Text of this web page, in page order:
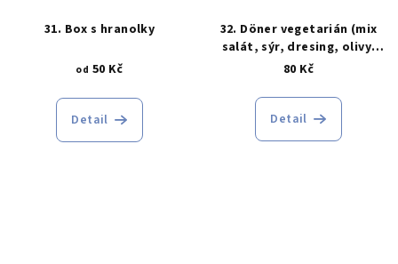
31. Box s hranolky
od 50 Kč
Detail
32. Döner vegetarián (mix
salát, sýr, dresing, olivy,
chleba)
80 Kč
Detail